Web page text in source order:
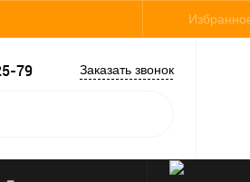
79 Заказать звонок